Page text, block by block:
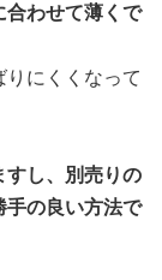
合わせて薄くで
にくくなって
すし、別売りの
手の良い方法で